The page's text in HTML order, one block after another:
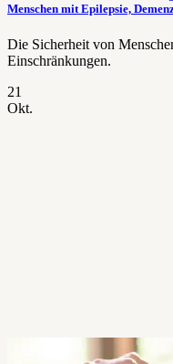
Menschen mit Epilepsie,
Die Sicherheit von
Einschränkungen.
21
Okt.